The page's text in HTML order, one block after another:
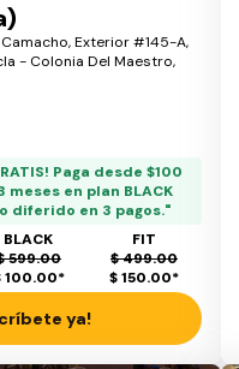
Exterior #145-A,
- Colonia Del Maestro,
Paga desde $100
en plan BLACK
diferido en 3 pagos."
BLACK
599.00
100.00*
FIT
$ 499.00
$ 150.00*
ya!